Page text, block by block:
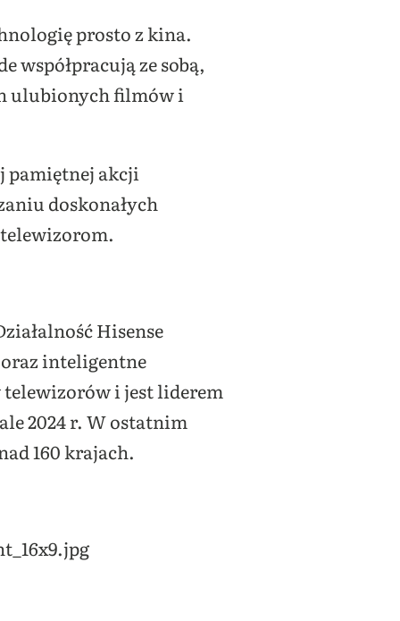
prosto z kina.
ze sobą,
ulubionych filmów i
pamiętnej akcji
doskonałych
Hisense
inteligentne
telewizorów i jest liderem
2024 r. W ostatnim
160 krajach.